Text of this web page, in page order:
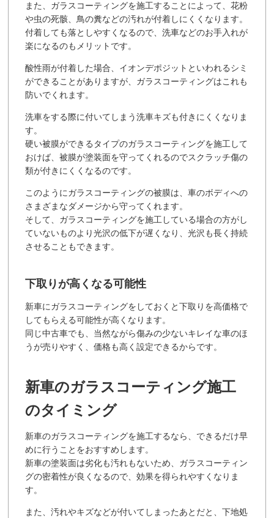
また、ガラスコーティングを施工することによって、花粉
や虫の死骸、鳥の糞などの汚れが付着しにくくなります。
付着しても落としやすくなるので、洗車などのお手入れが
楽になるのもメリットです。
酸性雨が付着した場合、イオンデポジットといわれるシミ
ができることがありますが、ガラスコーティングはこれも
防いでくれます。
洗車をする際に付いてしまう洗車キズも付きにくくなりま
す。
硬い被膜ができるタイプのガラスコーティングを施工して
おけば、被膜が塗装面を守ってくれるのでスクラッチ傷の
類が付きにくくなるのです。
このようにガラスコーティングの被膜は、車のボディへの
さまざまなダメージから守ってくれます。
そして、ガラスコーティングを施工している場合の方がし
ていないものより光沢の低下が遅くなり、光沢も長く持続
させることもできます。
下取りが高くなる可能性
新車にガラスコーティングをしておくと下取りを高価格で
してもらえる可能性が高くなります。
同じ中古車でも、当然ながら傷みの少ないキレイな車のほ
うが売りやすく、価格も高く設定できるからです。
新車のガラスコーティング施工
のタイミング
新車のガラスコーティングを施工するなら、できるだけ早
めに行うことをおすすめします。
新車の塗装面は劣化も汚れもないため、ガラスコーティン
グの密着性が良くなるので、効果を得られやすくなりま
す。
また、汚れやキズなどが付いてしまったあとだと、下地処